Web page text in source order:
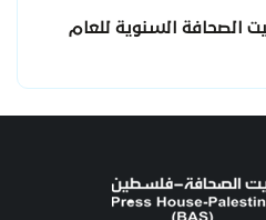
الصحافة السنوية للعام